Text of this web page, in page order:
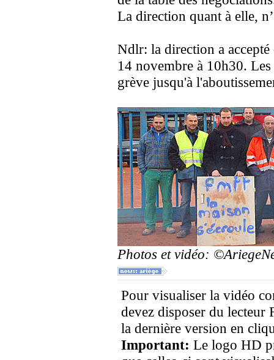
La direction quant à elle,
Ndlr: la direction a
14 novembre à 10h30.
grève jusqu'à
Photos et vidéo:
Pour visualiser la vidéo
devez disposer du lecteur
la dernière version en
Important: Le logo HD